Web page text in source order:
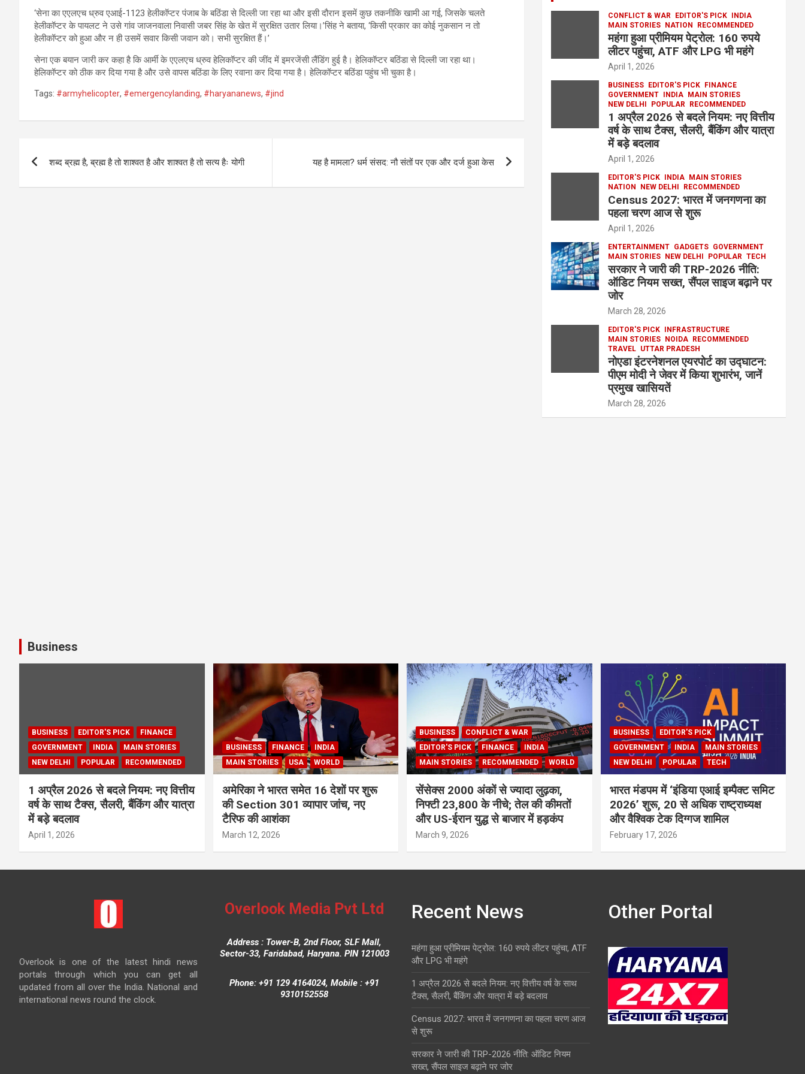
‘सेना का एएलएच ध्रुव एआई-1123 हेलीकॉप्टर पंजाब के बठिंडा से दिल्ली जा रहा था और इसी दौरान इसमें कुछ तकनीकि खामी आ गई, जिसके चलते
हेलीकॉप्टर के पायलट ने उसे गांव जाजनवाला निवासी जबर सिंह के खेत में सुरक्षित उतार लिया।’सिंह ने बताया, ‘किसी प्रकार का कोई नुकसान न तो
हेलीकॉप्टर को हुआ और न ही उसमें सवार किसी जवान को। सभी सुरक्षित हैं।’
सेना एक बयान जारी कर कहा है कि आर्मी के एएलएच ध्रुव हेलिकॉप्टर की जींद में इमरजेंसी लैंडिंग हुई है। हेलिकॉप्टर बठिंडा से दिल्ली जा रहा था।
हेलिकॉप्टर को ठीक कर दिया गया है और उसे वापस बठिंडा के लिए रवाना कर दिया गया है। हेलिकॉप्टर बठिंडा पहुंच भी चुका है।
Tags: #armyhelicopter, #emergencylanding, #haryananews, #jind
navigation
शब्द ब्रह्म है, ब्रह्म है तो शाश्वत है और शाश्वत है तो सत्य हैः योगी यह है मामला? धर्म संसद: नौ संतों पर एक और दर्ज हुआ केस
CONFLICT & WAR EDITOR'S PICK INDIA
MAIN STORIES NATION RECOMMENDED
महंगा हुआ प्रीमियम पेट्रोल: 160 रुपये
लीटर पहुंचा, ATF और LPG भी महंगे
April 1, 2026
BUSINESS EDITOR'S PICK FINANCE
GOVERNMENT INDIA MAIN STORIES
NEW DELHI
POPULAR RECOMMENDED
1 अप्रैल 2026 से बदले नियम: नए वित्तीय
वर्ष के साथ टैक्स, सैलरी, बैंकिंग और यात्रा
में बड़े बदलाव
April 1, 2026
EDITOR'S PICK INDIA MAIN STORIES
NATION
NEW DELHI RECOMMENDED
Census 2027: भारत में जनगणना का
पहला चरण आज से शुरू
April 1, 2026
ENTERTAINMENT GADGETS GOVERNMENT
MAIN STORIES NEW DELHI POPULAR TECH
सरकार ने जारी की TRP-2026 नीति:
ऑडिट नियम सख्त, सैंपल साइज बढ़ाने पर
जोर
March 28, 2026
EDITOR'S PICK INFRASTRUCTURE
MAIN STORIES NOIDA RECOMMENDED
TRAVEL UTTAR PRADESH
नोएडा इंटरनेशनल एयरपोर्ट का उद्घाटन:
पीएम मोदी ने जेवर में किया शुभारंभ, जानें
प्रमुख खासियतें
March 28, 2026
Business
BUSINESS EDITOR'S PICK
FINANCE
GOVERNMENT
INDIA
MAIN STORIES
NEW DELHI
POPULAR RECOMMENDED
1 अप्रैल 2026 से बदले नियम: नए वित्तीय
वर्ष के साथ टैक्स, सैलरी, बैंकिंग और यात्रा
में बड़े बदलाव
April 1, 2026
BUSINESS FINANCE
INDIA
MAIN STORIES
USA WORLD
अमेरिका ने भारत समेत 16 देशों पर शुरू
की Section 301 व्यापार जांच, नए
टैरिफ की आशंका
March 12, 2026
BUSINESS
CONFLICT & WAR
EDITOR'S PICK
FINANCE
INDIA
MAIN STORIES
RECOMMENDED WORLD
सेंसेक्स 2000 अंकों से ज्यादा लुढ़का,
निफ्टी 23,800 के नीचे; तेल की कीमतों
और US-ईरान युद्ध से बाजार में हड़कंप
March 9, 2026
BUSINESS
EDITOR'S PICK
GOVERNMENT
INDIA
MAIN STORIES
NEW DELHI
POPULAR TECH
भारत मंडपम में ‘इंडिया एआई इम्पैक्ट समिट
2026’ शुरू, 20 से अधिक राष्ट्राध्यक्ष
और वैश्विक टेक दिग्गज शामिल
February 17, 2026
Overlook is one of the latest hindi news
portals through which you can get all
updated from all over the India. National and
international news round the clock.
Overlook Media Pvt Ltd
Address : Tower-B, 2nd Floor, SLF Mall,
Sector-33, Faridabad, Haryana. PIN 121003
Phone: +91 129 4164024, Mobile : +91
9310152558
Recent News
महंगा हुआ प्रीमियम पेट्रोल: 160 रुपये लीटर पहुंचा, ATF
और LPG भी महंगे
1 अप्रैल 2026 से बदले नियम: नए वित्तीय वर्ष के साथ
टैक्स, सैलरी, बैंकिंग और यात्रा में बड़े बदलाव
Census 2027: भारत में जनगणना का पहला चरण आज
से शुरू
सरकार ने जारी की TRP-2026 नीति: ऑडिट नियम
सख्त, सैंपल साइज बढ़ाने पर जोर
Other Portal